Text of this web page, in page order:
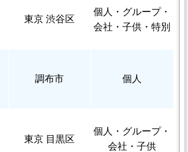
東京 渋谷区
個人
・グループ・
会社・子供・特別
調布市 個人
東京 目黒区
個人
・グループ・
会社・子供